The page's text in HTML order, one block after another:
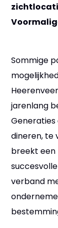
Sommige
jarenlang
dineren, te
breekt een
verband